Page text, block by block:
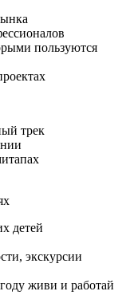
пользуются
трек
детей
экскурсии
живи и работай